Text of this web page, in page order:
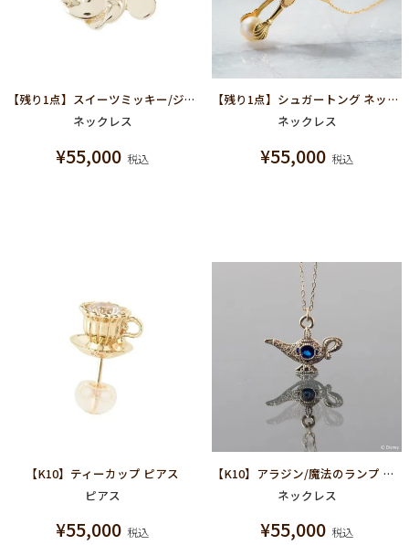
【残り1点】スイーツミッキー/ジュエル ネックレス(K10イエローゴールド)【ディズニー アクセサリー】
ネックレス
¥55,000 税込
【残り1点】シュガートング ネックレス K10-イエローゴールド
ネックレス
¥55,000 税込
【K10】ティーカップ ピアス
ピアス
¥55,000 税込
【K10】アラジン/魔法のランプ ネックレス【ディズニー アクセサリー】【アラジン】
ネックレス
¥55,000 税込